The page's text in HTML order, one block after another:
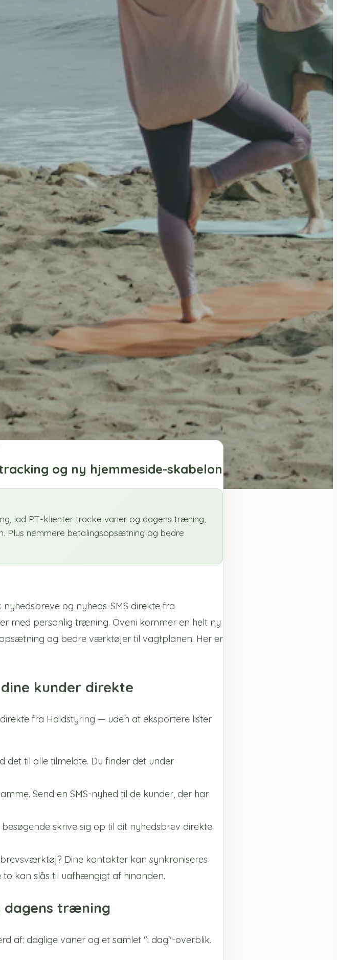
og ny hjemmeside-skabelon
lad PT-klienter tracke vaner og dagens træning,
Plus nemmere betalingsopsætning og bedre
og nyheds-SMS direkte fra
med personlig træning. Oveni kommer en helt ny
og bedre værktøjer til vagtplanen. Her er
kunder direkte
fra Holdstyring — uden at eksportere lister
det til alle tilmeldte. Du finder det under
Send en SMS-nyhed til de kunder, der har
skrive sig op til dit nyhedsbrev direkte
Dine kontakter kan synkroniseres
kan slås til uafhængigt af hinanden.
træning
af: daglige vaner og et samlet "i dag"-overblik.